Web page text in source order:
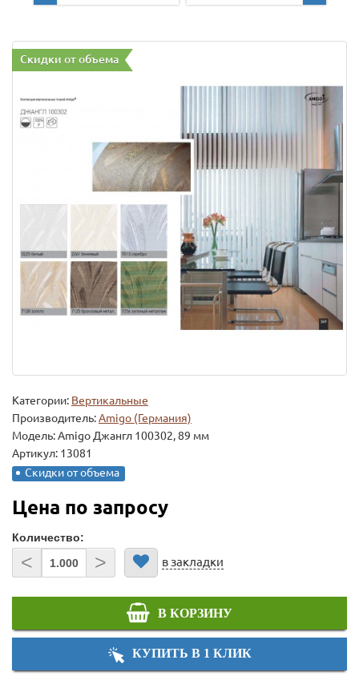
Скидки от объема
Категории: Вертикальные
Производитель:Amigo (Германия)
Модель:Amigo Джангл 100302, 89 мм
Артикул: 13081
Скидки от объема
Цена по запросу
Количество:
< > в закладки
В КОРЗИНУ
КУПИТЬ В 1 КЛИК